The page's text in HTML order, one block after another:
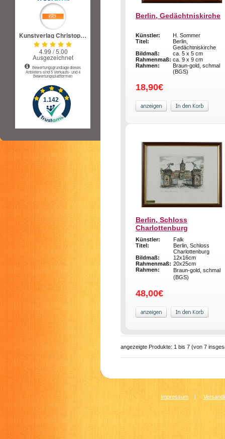
Berlin, Gedächtniskirche
Künstler:
H. Sommer
Titel:
Berlin,
Gedächtniskirche
Bildmaß:
ca. 5 x 5 cm
Rahmenmaß: ca. 9 x 9 cm
Rahmen:
Braun-gold, schmal
(BGS)
18,90€
Berlin, Schloss
Charlottenburg
Künstler:
Falk
Titel:
Berlin, Schloss
Charlottenburg
Bildmaß:
12x16cm
Rahmenmaß: 20x25cm
Rahmen:
Braun-gold, schmal
(BGS)
48,00€
angezeigte Produkte: 1 bis 7 (von 7
Impressum |